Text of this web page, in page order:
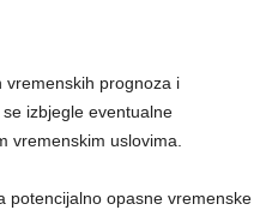
vremenskih prognoza i
izbjegle eventualne
vremenskim uslovima.
potencijalno opasne vremenske